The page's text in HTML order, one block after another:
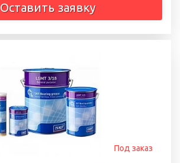
Оставить заявку
Под заказ